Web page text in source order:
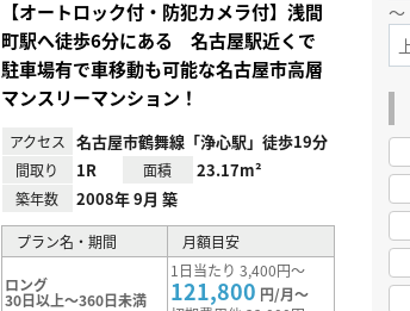
【オートロック付・防犯カメラ付】浅間
町駅へ徒歩6分にある 名古屋駅近くで
駐車場有で車移動も可能な名古屋市高層
マンスリーマンション！
アクセス 名古屋市鶴舞線「浄心駅」徒歩19分
間取り 1R 面積 23.17m²
築年数 2008年 9月 築
プラン名・期間 月額目安
ロング
30日以上～360日未満
1日当たり 3,400円～
121,800 円/月～
～